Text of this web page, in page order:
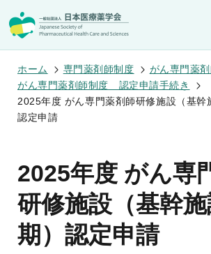
日本医療薬学会について
設立趣旨・活動概要
沿革・あゆみ
組織・名簿
委員会
規程・細則
情報公開
開催予定のイベント一覧
年会
医療薬学公開シンポジウム
フレッシャーズ・カンファランス
臨床研究セミナー
学術誌・書籍
医療薬学
JPHCS（英文誌）
出版書籍
専門薬剤師制度
ホーム 専門薬剤師制度
がん専門薬
がん専門薬剤師制度 認定申請手続き
2025年度 がん専門薬剤師研修施設（基幹
認定申請
2025年度 がん専
研修施設（基幹
期）認定申請